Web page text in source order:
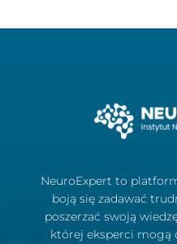
NeuroExpert to
boją się zadawać
poszerzać swoją
której eksperci mogą